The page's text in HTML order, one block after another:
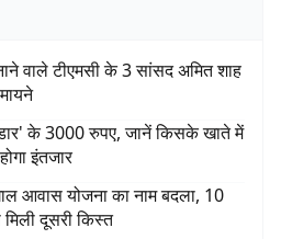
वाले टीएमसी के 3 सांसद अमित शाह
के 3000 रुपए, जानें किसके खाते में
इंतजार
आवास योजना का नाम बदला, 10
दूसरी किस्त